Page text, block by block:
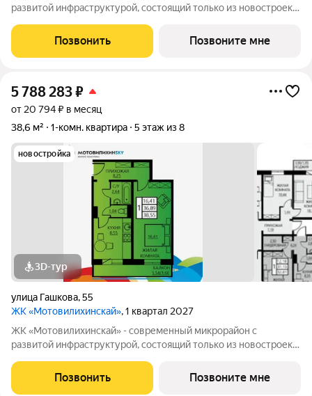
развитой инфраструктурой, состоящий только из новостроек.
кварталами на территории 22 Га 1. Сочетание проверенных
технологий строительства с современными
Позвонить Позвоните мне
5 788 283₽
от 20 794 ₽ в месяц
38,6 м²
1-комн. квартира 5 этаж из 8
новостройка
3D-тур
улица Гашкова,55
ЖК «Мотовилихинскай», 1 квартал 2027
ЖК «Мотовилихинскай» - современный микрорайон с
развитой инфраструктурой, состоящий только из новостроек.
кварталами на территории 22 Га 1. Сочетание проверенных
технологий строительства с современными
Позвонить Позвоните мне